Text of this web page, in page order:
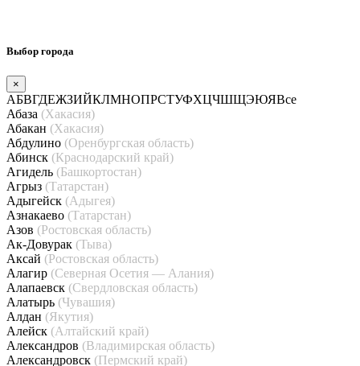
Выбор города
×
АБВГДЕЖЗИЙКЛМНОПРСТУФХЦЧШЩЭЮЯВсе
Абаза (Хакасия)
Абакан (Хакасия)
Абдулино (Оренбургская область)
Абинск (Краснодарский край)
Агидель (Башкортостан)
Агрыз (Татарстан)
Адыгейск (Адыгея)
Азнакаево (Татарстан)
Азов (Ростовская область)
Ак-Довурак (Тыва)
Аксай (Ростовская область)
Алагир (Северная Осетия — Алания)
Алапаевск (Свердловская область)
Алатырь (Чувашия)
Алдан (Якутия)
Алейск (Алтайский край)
Александров (Владимирская область)
Александровск (Пермский край)